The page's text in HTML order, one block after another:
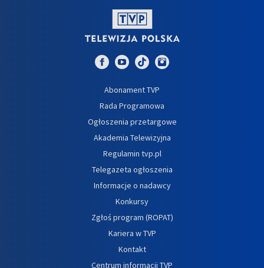
Abonament TVP
Rada Programowa
Ogłoszenia przetargowe
Akademia Telewizyjna
Regulamin tvp.pl
Telegazeta ogłoszenia
Informacje o nadawcy
Konkursy
Zgłoś program (ROPAT)
Kariera w TVP
Kontakt
Centrum informacji TVP